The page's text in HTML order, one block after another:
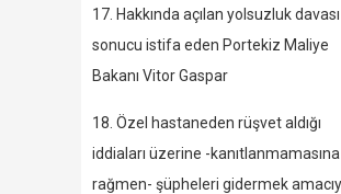
17. Hakkında açılan yolsuzluk davası
sonucu istifa eden Portekiz Maliye
Bakanı Vitor Gaspar
18. Özel hastaneden rüşvet aldığı
iddiaları üzerine -kanıtlanmamasına
rağmen- şüpheleri gidermek